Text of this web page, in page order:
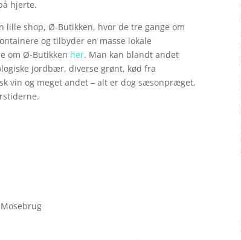
hjerte.
lille shop, Ø-Butikken, hvor de tre gange om
og tilbyder en masse lokale
om Ø-Butikken her. Man kan blandt andet
jordbær, diverse grønt, kød fra
vin og meget andet – alt er dog sæsonpræget,